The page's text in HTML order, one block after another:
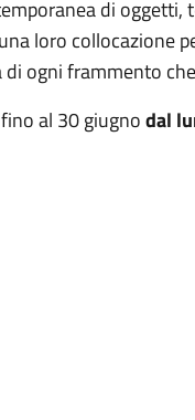
di
loro collocazione
ogni frammento
al 30 giugnodal